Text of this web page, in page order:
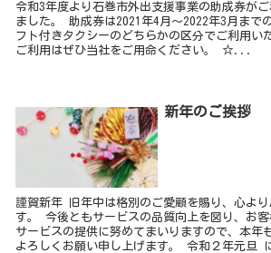
令和3年度より石巻市外出支援事業の助成券が
ました。 助成券は2021年4月～2022年3月まで
フト付きタクシーのどちらかの区分でご利用い
ご利用はぜひ当社をご用命ください。 ☆...
新年のご挨拶
謹賀新年 旧年中は格別のご愛顧を賜り、心よ
す。 今後ともサービスの品質向上を図り、お
サービスの提供に努めてまいりますので、本年
よろしくお願い申し上げます。 令和２年元旦